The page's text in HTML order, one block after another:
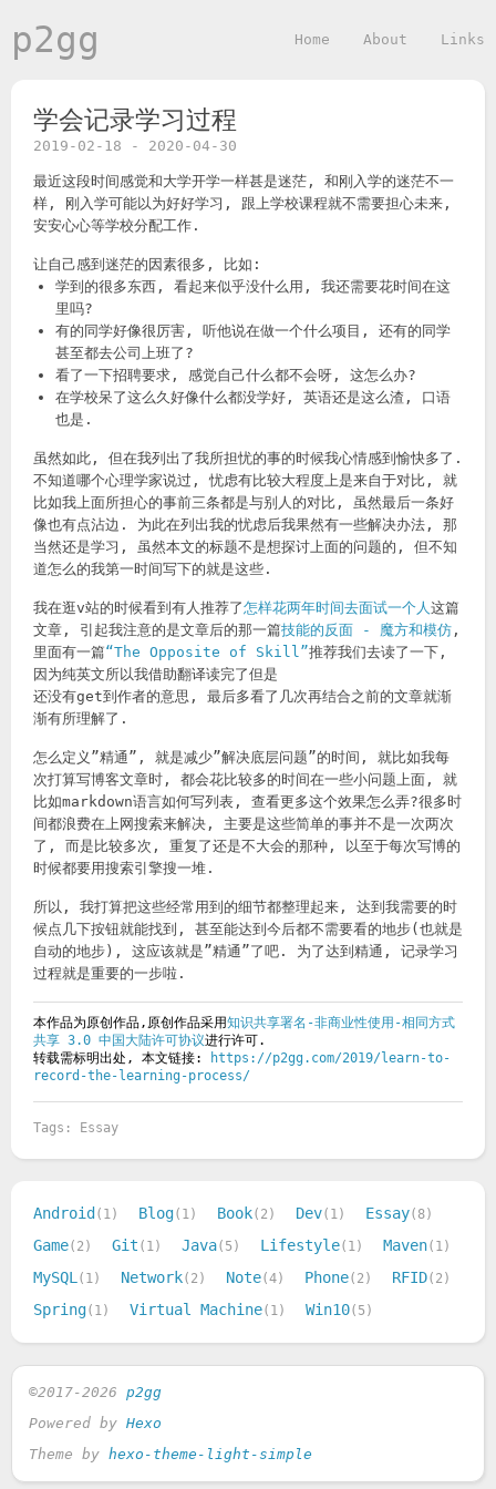
p2gg Home About Links
学会记录学习过程
2019-02-18 - 2020-04-30
最近这段时间感觉和大学开学一样甚是迷茫, 和刚入学的迷茫不一
样, 刚入学可能以为好好学习, 跟上学校课程就不需要担心未来,
安安心心等学校分配工作.
让自己感到迷茫的因素很多, 比如:
学到的很多东西, 看起来似乎没什么用, 我还需要花时间在这
里吗?
有的同学好像很厉害, 听他说在做一个什么项目, 还有的同学
甚至都去公司上班了?
看了一下招聘要求, 感觉自己什么都不会呀, 这怎么办?
在学校呆了这么久好像什么都没学好, 英语还是这么渣, 口语
也是.
虽然如此, 但在我列出了我所担忧的事的时候我心情感到愉快多了.
不知道哪个心理学家说过, 忧虑有比较大程度上是来自于对比, 就
比如我上面所担心的事前三条都是与别人的对比, 虽然最后一条好
像也有点沾边. 为此在列出我的忧虑后我果然有一些解决办法, 那
当然还是学习, 虽然本文的标题不是想探讨上面的问题的, 但不知
道怎么的我第一时间写下的就是这些.
我在逛v站的时候看到有人推荐了怎样花两年时间去面试一个人这篇
文章, 引起我注意的是文章后的那一篇技能的反面 - 魔方和模仿 ,
里面有一篇“The Opposite of Skill”推荐我们去读了一下,
因为纯英文所以我借助翻译读完了但是
还没有get到作者的意思, 最后多看了几次再结合之前的文章就渐
渐有所理解了.
怎么定义”精通”, 就是减少”解决底层问题”的时间, 就比如我每
次打算写博客文章时, 都会花比较多的时间在一些小问题上面, 就
比如markdown语言如何写列表, 查看更多这个效果怎么弄?很多时
间都浪费在上网搜索来解决, 主要是这些简单的事并不是一次两次
了, 而是比较多次, 重复了还是不大会的那种, 以至于每次写博的
时候都要用搜索引擎搜一堆.
所以, 我打算把这些经常用到的细节都整理起来, 达到我需要的时
候点几下按钮就能找到, 甚至能达到今后都不需要看的地步(也就是
自动的地步), 这应该就是”精通”了吧. 为了达到精通, 记录学习
过程就是重要的一步啦.
本作品为原创作品,原创作品采用知识共享署名-非商业性使用-相同方式
共享 3.0 中国大陆许可协议进行许可.
转载需标明出处, 本文链接:
https://p2gg.com/2019/learn-to-
record-the-learning-process/
Essay
Android 1 Blog 1 Book 2 Dev 1 Essay 8
Game 2 Git 1 Java 5 Lifestyle 1 Maven 1
MySQL 1 Network 2 Note 4 Phone 2 RFID 2
Spring 1 Virtual Machine 1 Win10 5
©2017-2026 p2gg
Powered by Hexo
Theme by hexo-theme-light-simple